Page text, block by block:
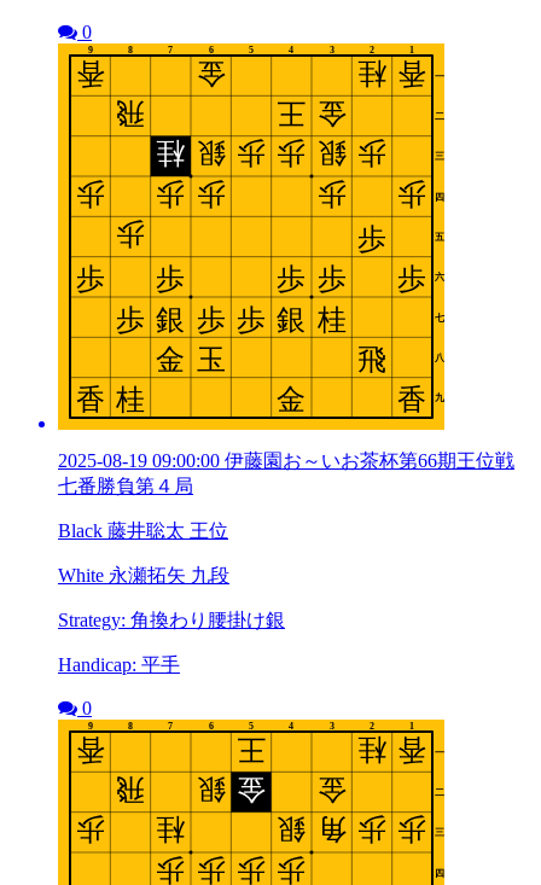
0
2025-08-19 09:00:00 伊藤園お～いお茶杯第66期王位戦
七番勝負第４局
Black 藤井聡太 王位
White 永瀬拓矢 九段
Strategy: 角換わり腰掛け銀
Handicap: 平手
0